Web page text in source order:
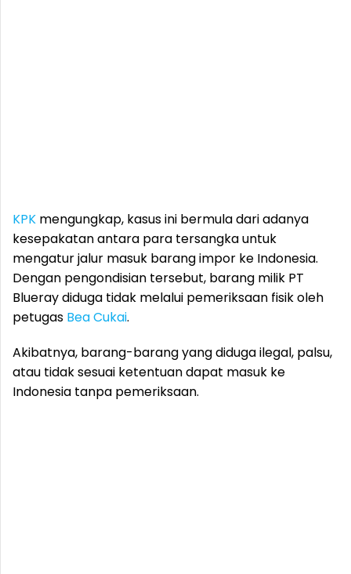
KPK mengungkap, kasus ini bermula dari adanya
kesepakatan antara para tersangka untuk
mengatur jalur masuk barang impor ke Indonesia.
Dengan pengondisian tersebut, barang milik PT
Blueray diduga tidak melalui pemeriksaan fisik oleh
petugas Bea Cukai.
Akibatnya, barang-barang yang diduga ilegal, palsu,
atau tidak sesuai ketentuan dapat masuk ke
Indonesia tanpa pemeriksaan.